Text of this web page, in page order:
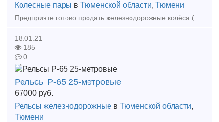
Колесные пары в Тюменской области, Тюмени
18.01.21
185
0
Рельсы Р-65 25-метровые
67000 руб.
Рельсы железнодорожные в Тюменской области,
Тюмени